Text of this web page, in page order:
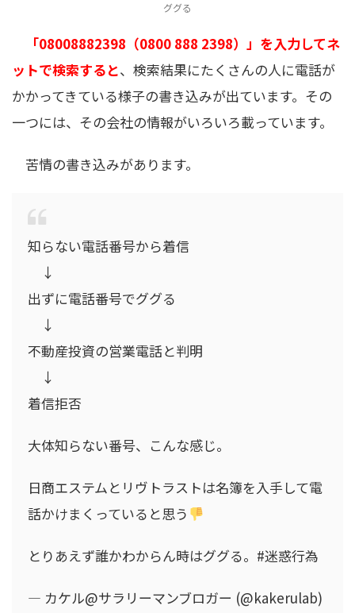
ググる
「08008882398（0800 888 2398）」を入力してネ
ットで検索すると、検索結果にたくさんの人に電話が
かかってきている様子の書き込みが出ています。その
一つには、その会社の情報がいろいろ載っています。
苦情の書き込みがあります。
知らない電話番号から着信
↓
出ずに電話番号でググる
↓
不動産投資の営業電話と判明
↓
着信拒否
大体知らない番号、こんな感じ。
日商エステムとリヴトラストは名簿を入手して電
話かけまくっていると思う
とりあえず誰かわからん時はググる。#迷惑行為
— カケル@サラリーマンブロガー (@kakerulab)